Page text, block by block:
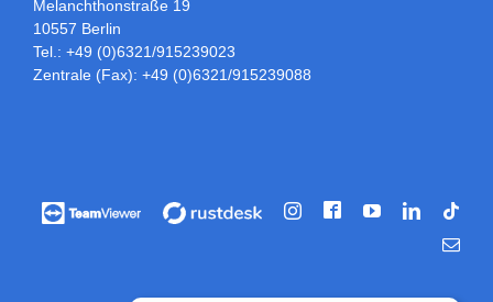
Melanchthonstraße 19
10557 Berlin
Tel.: +49 (0)6321/915239023
Zentrale (Fax): +49 (0)6321/915239088
Vorführung
/
Vorführung
InstagramFacebookYouTubeLinkedIn
E-